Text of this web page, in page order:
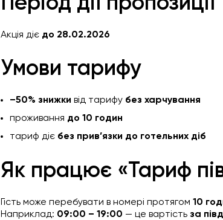
Акція діє до 28.02.2026
Умови тарифу
–50% знижки від тарифу без харчування
проживання до 10 годин
тариф діє без прив’язки до готельних діб
Як працює «Тариф
Гість може перебувати в номері протягом 10
Наприклад: 09:00 – 19:00 — це вартість за